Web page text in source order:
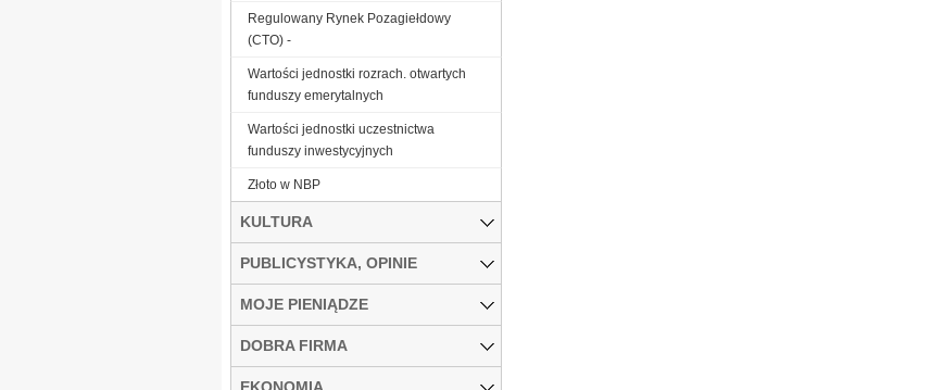
Regulowany Rynek Pozagiełdowy
(CTO) -
Wartości jednostki rozrach. otwartych
funduszy emerytalnych
Wartości jednostki uczestnictwa
funduszy inwestycyjnych
Złoto w NBP
KULTURA
PUBLICYSTYKA, OPINIE
MOJE PIENIĄDZE
DOBRA FIRMA
EKONOMIA